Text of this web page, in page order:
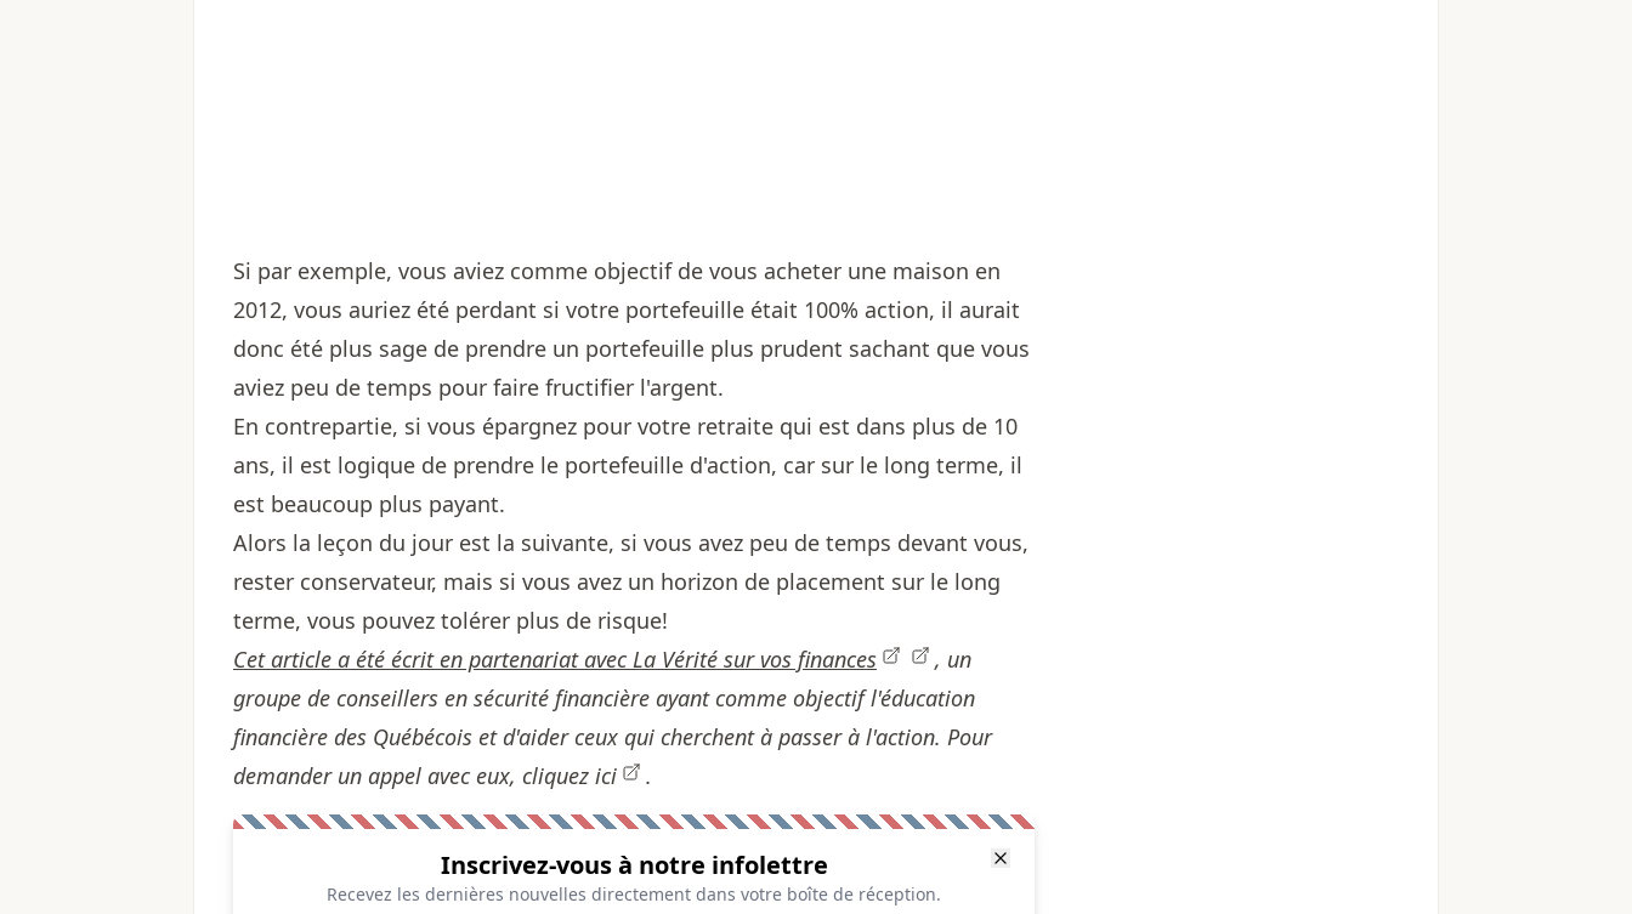
Si par exemple, vous aviez comme objectif de vous acheter une maison en
2012, vous auriez été perdant si votre portefeuille était 100% action, il aurait
donc été plus sage de prendre un portefeuille plus prudent sachant que vous
aviez peu de temps pour faire fructifier l'argent.
En contrepartie, si vous épargnez pour votre retraite qui est dans plus de 10
ans, il est logique de prendre le portefeuille d'action, car sur le long terme, il
est beaucoup plus payant.
Alors la leçon du jour est la suivante, si vous avez peu de temps devant vous,
rester conservateur, mais si vous avez un horizon de placement sur le long
terme, vous pouvez tolérer plus de risque!
Cet article a été écrit en partenariat avecLa Vérité sur vos finances
, un
groupe de conseillers en sécurité financière ayant comme objectif l'éducation
financière des Québécois et d'aider ceux qui cherchent à passer à l'action. Pour
demander un appel avec eux, cliquez ici .
Inscrivez-vous à notre infolettre
Recevez les dernières nouvelles directement dans votre boîte de réception.